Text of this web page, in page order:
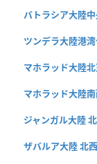
バトラシア大陸
ツンデラ大陸港
マホラッド大陸
マホラッド大陸
ジャンガル大陸
ザバルア大陸 北